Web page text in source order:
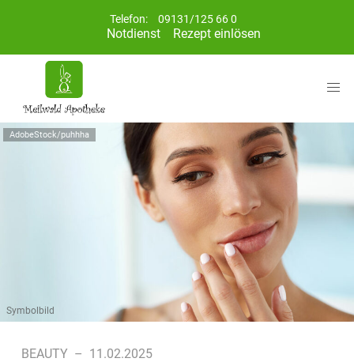
Telefon: 09131/125 66 0
Notdienst Rezept einlösen
AdobeStock/puhhha
Symbolbild
BEAUTY – 11.02.2025